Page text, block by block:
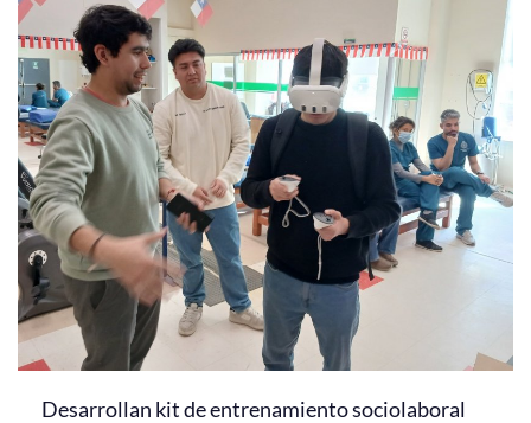
Desarrollan kit de entrenamiento sociolaboral